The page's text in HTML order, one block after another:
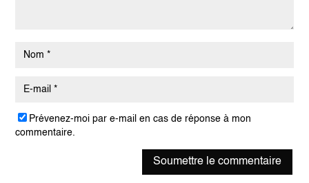
Prévenez-moi par e-mail en cas de réponse à mon
commentaire.
Soumettre le commentaire